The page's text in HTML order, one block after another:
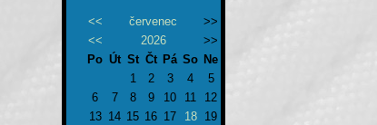
<< červenec
>>
<<
2026
>>
Po Út St Čt Pá So Ne
1
2 3 4
5
6
7 8 9 10 11
12
13 14 15 16 17 18
19